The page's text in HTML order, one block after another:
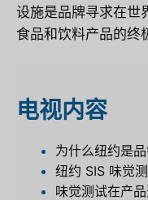
设施是品牌寻求在世
食品和饮料产品的终
电视内容
为什么纽约是
纽约 SIS 味觉
味觉测试在产